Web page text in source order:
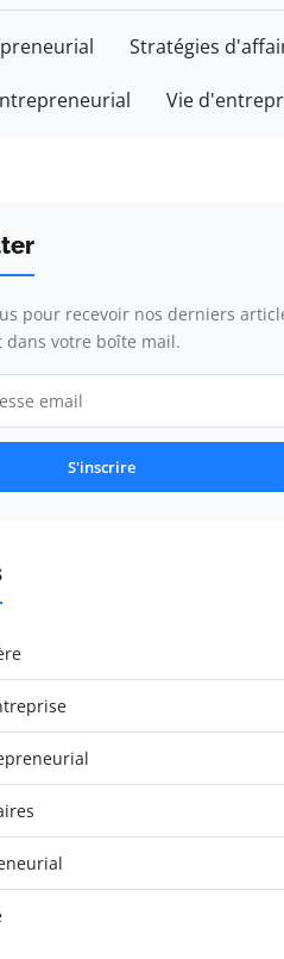
Stratégies
Vie
pour recevoir nos derniers
dans votre boîte mail.
S'inscrire